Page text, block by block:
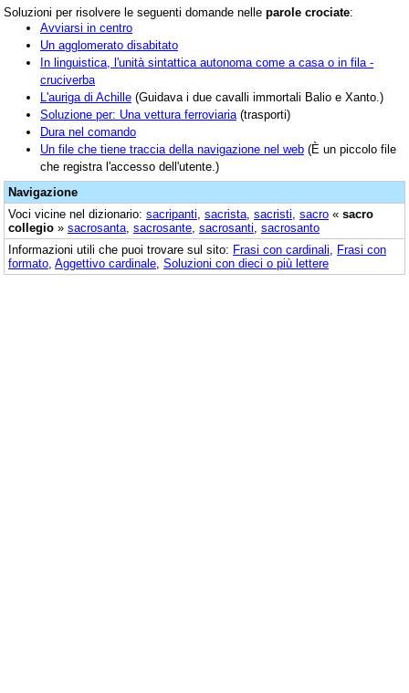
Soluzioni per risolvere le seguenti domande nelle parole crociate:
Avviarsi in centro
Un agglomerato disabitato
In linguistica, l'unità sintattica autonoma come a casa o in fila -
cruciverba
L'auriga di Achille (Guidava i due cavalli immortali Balio e Xanto.)
Soluzione per: Una vettura ferroviaria (trasporti)
Dura nel comando
Un file che tiene traccia della navigazione nel web (È un piccolo file
che registra l'accesso dell'utente.)
Navigazione
Voci vicine nel dizionario: sacripanti sacrista sacristi sacro « sacro
collegio » sacrosanta sacrosante sacrosanti sacrosanto
Informazioni utili che puoi trovare sul sito: Frasi con cardinali
Frasi con
formato Aggettivo cardinale Soluzioni con dieci o più lettere